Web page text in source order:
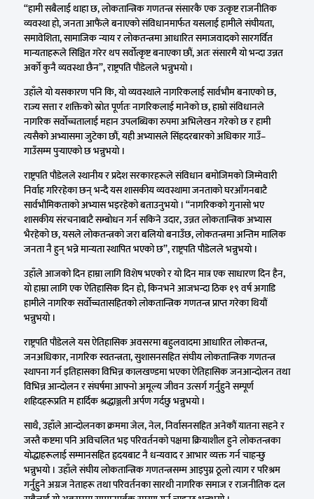
“हामी सबैलाई थाहा छ, लोकतान्त्रिक गणतन्त्र संसारकै एक उत्कृष्ट राजनीतिक
व्यवस्था हो, जनता आफैंले बनाएको संविधानमार्फत यसलाई हामीले संघीयता,
समावेशिता, सामाजिक न्याय र लोकतन्त्रमा आधारित समाजवादको सारगर्वित
मान्यताहरूले सिञ्चित गरेर थप सर्वोत्कृष्ट बनाएका छौं, अतः संसारमै यो भन्दा उन्नत
अर्को कुनै व्यवस्था छैन”, राष्ट्रपति पौडेलले भन्नुभयो ।
उहाँले यो यसकारण पनि कि, यो व्यवस्थाले नागरिकलाई सार्वभौम बनाएको छ,
राज्य सत्ता र शक्तिको स्रोत पूर्णतः नागरिकलाई मानेको छ, हाम्रो संविधानले
नागरिक सर्वोच्चतालाई महान उपलब्धिका रुपमा अभिलेखन गरेको छ र हामी
त्यसैको अभ्यासमा जुटेका छौं, यही अभ्यासले सिंहदरबारको अधिकार गाउँ–
गाउँसम्म पुर्‍याएको छ भन्नुभयो ।
राष्ट्रपति पौडेलले स्थानीय र प्रदेश सरकारहरूले संविधान बमोजिमको जिम्मेवारी
निर्वाह गरिरहेका छन् भन्दै यस शासकीय व्यवस्थामा जनताको घरआँगनबाटै
सार्वभौमिकताको अभ्यास भइरहेको बताउनुभयो । “नागरिकको गुनासो भए
शासकीय संरचनाबाटै सम्बोधन गर्न सकिने उदार, उन्नत लोकतान्त्रिक अभ्यास
भैरहेको छ, यसले लोकतन्त्रको जरा बलियो बनाउँछ, लोकतन्त्रमा अन्तिम मालिक
जनता नै हुन् भन्ने मान्यता स्थापित भएको छ”, राष्ट्रपति पौडेलले भन्नुभयो ।
उहाँले आजको दिन हाम्रा लागि विशेष भएको र यो दिन मात्र एक साधारण दिन हैन,
यो हाम्रा लागि एक ऐतिहासिक दिन हो, किनभने आजभन्दा ठिक १९ वर्ष अगाडि
हामीले नागरिक सर्वोच्चतासहितको लोकतान्त्रिक गणतन्त्र प्राप्त गरेका थियौं
भन्नुभयो ।
राष्ट्रपति पौडेलले यस ऐतिहासिक अवसरमा बहुलवादमा आधारित लोकतन्त्र,
जनअधिकार, नागरिक स्वतन्त्रता, सुशासनसहित संघीय लोकतान्त्रिक गणतन्त्र
स्थापना गर्न इतिहासका विभिन्न कालखण्डमा भएका ऐतिहासिक जनआन्दोलन तथा
विभिन्न आन्दोलन र संघर्षमा आफ्नो अमूल्य जीवन उत्सर्ग गर्नुहुने सम्पूर्ण
शहिदहरूप्रति म हार्दिक श्रद्धाञ्जली अर्पण गर्दछु भन्नुभयो ।
साथै, उहाँले आन्दोलनका क्रममा जेल, नेल, निर्वासनसहित अनेकौं यातना सहने र
जस्तै कष्टमा पनि अविचलित भइ परिवर्तनको पक्षमा क्रियाशील हुने लोकतन्त्रका
योद्धाहरूलाई सम्मानसहित हृदयबाट नै धन्यवाद र आभार व्यक्त गर्न चाहन्छु
भन्नुभयो । उहाँले संघीय लोकतान्त्रिक गणतन्त्रसम्म आइपुग्न ठूलो त्याग र परिश्रम
गर्नुहुने अग्रज नेताहरू तथा परिवर्तनका सारथी नागरिक समाज र राजनीतिक दल